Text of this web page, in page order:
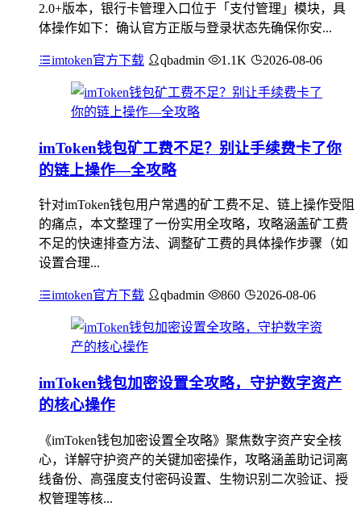
2.0+版本，银行卡管理入口位于「支付管理」模块，具
体操作如下：确认官方正版与登录状态先确保你安...
imtoken官方下载 qbadmin 1.1K 2026-08-06
imToken钱包矿工费不足？别让手续费卡了你
的链上操作—全攻略
针对imToken钱包用户常遇的矿工费不足、链上操作受阻
的痛点，本文整理了一份实用全攻略，攻略涵盖矿工费
不足的快速排查方法、调整矿工费的具体操作步骤（如
设置合理...
imtoken官方下载 qbadmin 860 2026-08-06
imToken钱包加密设置全攻略，守护数字资产
的核心操作
《imToken钱包加密设置全攻略》聚焦数字资产安全核
心，详解守护资产的关键加密操作，攻略涵盖助记词离
线备份、高强度支付密码设置、生物识别二次验证、授
权管理等核...